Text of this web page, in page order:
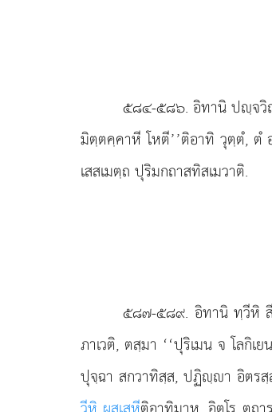
๕๘๔-๕๘๖. อิทานิปฺจวิ
มิตฺตคฺคาหี โหตี’’ติอาทิ วุตฺตํ, ตํ
เสสเมตฺถ ปุริมกถาสทิสเมวาติ.
๕๘๗-๕๘๙. อิทานิ ทฺวีหิ
ภาเวติ, ตสฺมา ‘‘ปุริเมน จ โลกิ
ปุจฺฉา สกวาทิสฺส, ปฏิฺา อิตรสฺ